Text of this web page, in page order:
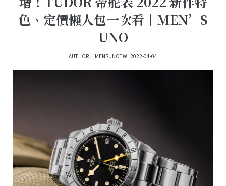
色、定價懶人包一次看｜MEN’S
UNO
AUTHOR／ MENSUNOTW 2022-04-04